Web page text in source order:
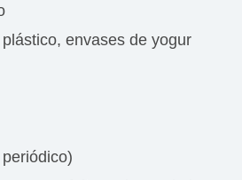
envases de yogur